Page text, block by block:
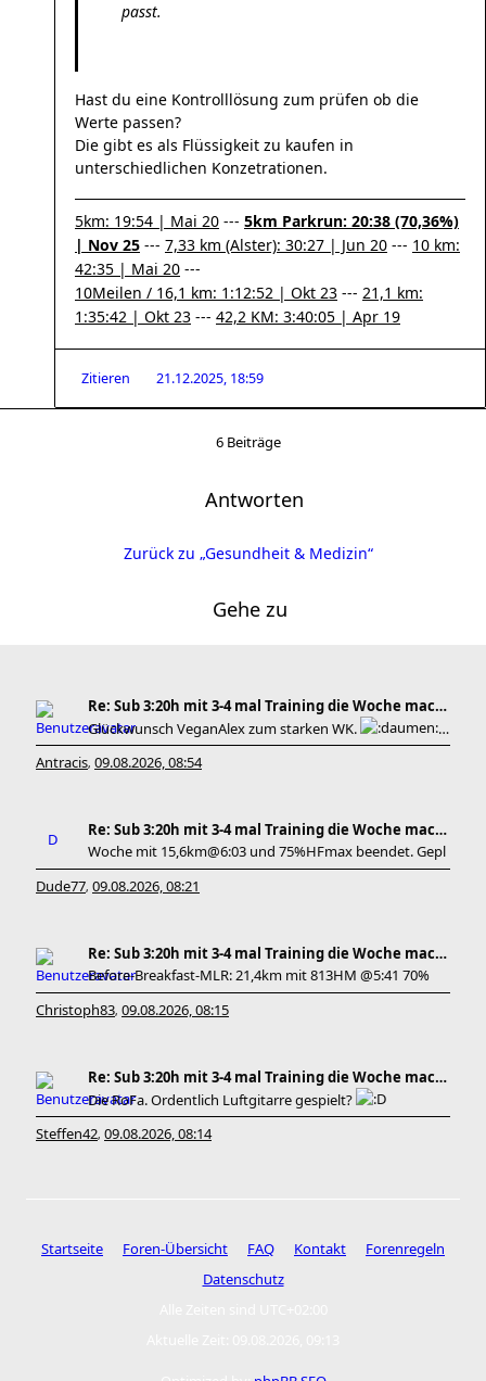
passt.
Hast du eine Kontrolllösung zum prüfen ob die
Werte passen?
Die gibt es als Flüssigkeit zu kaufen in
unterschiedlichen Konzetrationen.
5km: 19:54 | Mai 20 --- 5km Parkrun: 20:38 (70,36%)
| Nov 25 --- 7,33 km (Alster): 30:27 | Jun 20 --- 10 km:
42:35 | Mai 20 ---
10Meilen / 16,1 km: 1:12:52 | Okt 23 --- 21,1 km:
1:35:42 | Okt 23 --- 42,2 KM: 3:40:05 | Apr 19
Zitieren 21.12.2025, 18:59
6 Beiträge
Antworten
Zurück zu „Gesundheit & Medizin“
Gehe zu
Re: Sub 3:20h mit 3-4 mal Training die Woche machb
Glückwunsch VeganAlex zum starken WK.
Be
Antracis, 09.08.2026, 08:54
Re: Sub 3:20h mit 3-4 mal Training die Woche machb
Woche mit 15,6km@6:03 und 75%HFmax beendet. Gepl
Dude77, 09.08.2026, 08:21
Re: Sub 3:20h mit 3-4 mal Training die Woche machb
Before-Breakfast-MLR: 21,4km mit 813HM @5:41 70%
Christoph83, 09.08.2026, 08:15
Re: Sub 3:20h mit 3-4 mal Training die Woche machb
Die RoFa. Ordentlich Luftgitarre gespielt?
Steffen42, 09.08.2026, 08:14
Startseite Foren-Übersicht FAQ Kontakt
Forenregeln
Datenschutz